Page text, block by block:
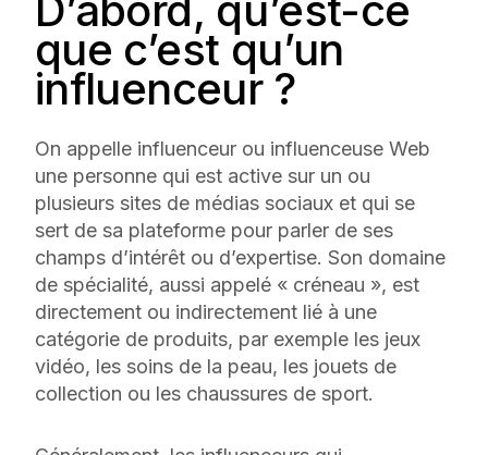
que c’est qu’un
influenceur ?
On appelle influenceur ou influenceuse Web
une personne qui est active sur un ou
plusieurs sites de médias sociaux et qui se
sert de sa plateforme pour parler de ses
champs d’intérêt ou d’expertise. Son domaine
de spécialité, aussi appelé « créneau », est
directement ou indirectement lié à une
catégorie de produits, par exemple les jeux
vidéo, les soins de la peau, les jouets de
collection ou les chaussures de sport.